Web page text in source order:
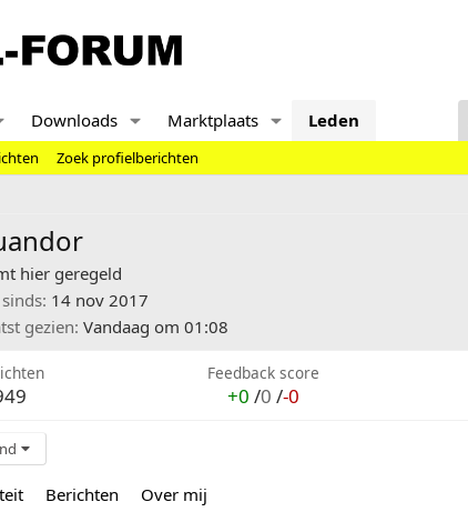
Downloads Marktplaats Leden
Zoek profielberichten
hier geregeld
14 nov 2017
gezien Vandaag om 01:08
Feedback score
+0 /0 /-0
Berichten Over mij